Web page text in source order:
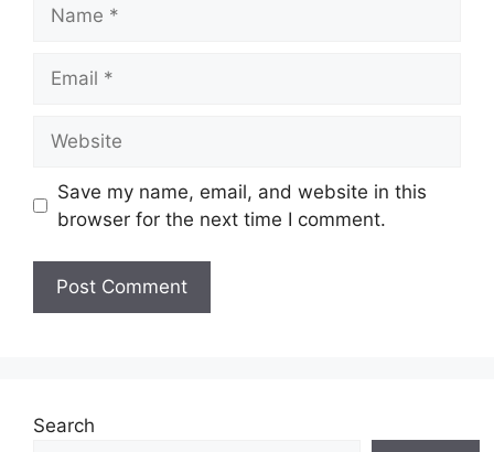
Save my name, email, and website in this
browser for the next time I comment.
Search